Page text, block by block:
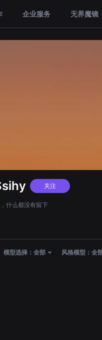
企业服务 无界魔镜
关注
什么都没有留下
模型选择： 全部 风格模型： 全